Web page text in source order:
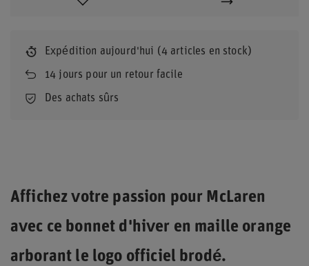
Expédition aujourd'hui (4 articles en stock)
14 jours pour un retour facile
Des achats sûrs
Affichez votre passion pour McLaren
avec ce bonnet d'hiver en maille orange
arborant le logo officiel brodé.